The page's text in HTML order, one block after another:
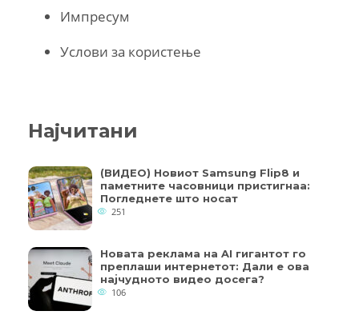
Импресум
Услови за користење
Најчитани
(ВИДЕО) Новиот Samsung Flip8 и
паметните часовници пристигнаа:
Погледнете што носат
251
Новата реклама на AI гигантот го
преплаши интернетот: Дали е ова
најчудното видео досега?
106